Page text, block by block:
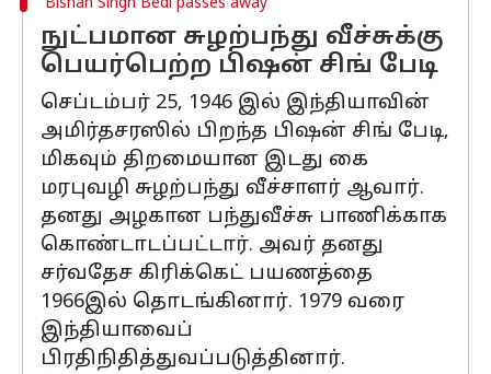
Bishan Singh Bedi passes away
நுட்பமான சுழற்பந்து வீச்சுக்கு
பெயர்பெற்ற பிஷன் சிங் பேடி
செப்டம்பர் 25, 1946 இல் இந்தியாவின்
அமிர்தசரஸில் பிறந்த பிஷன் சிங் பேடி,
மிகவும் திறமையான இடது கை
மரபுவழி சுழற்பந்து வீச்சாளர் ஆவார்.
தனது அழகான பந்துவீச்சு பாணிக்காக
கொண்டாடப்பட்டார். அவர் தனது
சர்வதேச கிரிக்கெட் பயணத்தை
1966இல் தொடங்கினார். 1979 வரை
இந்தியாவைப்
பிரதிநிதித்துவப்படுத்தினார்.